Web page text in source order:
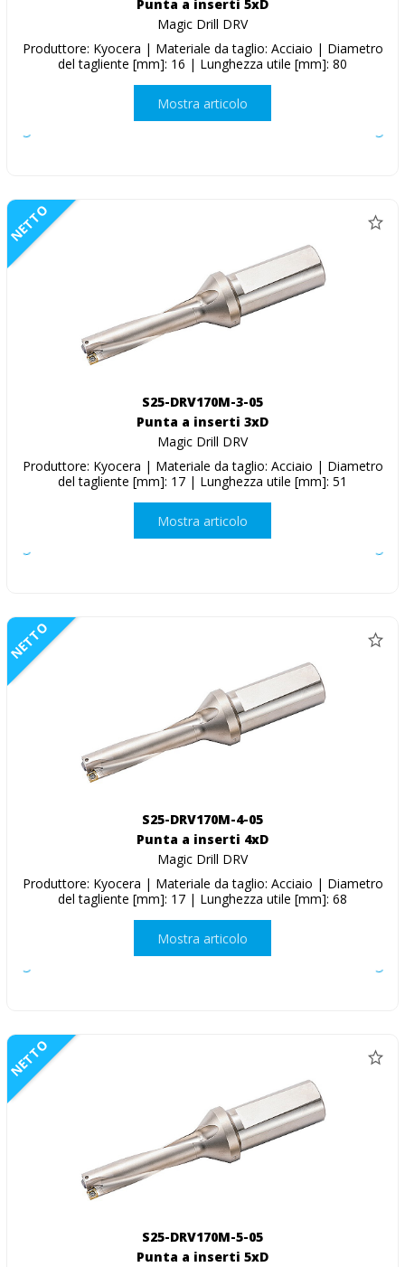
Punta a inserti 5xD
Magic Drill DRV
Produttore: Kyocera | Materiale da taglio: Acciaio | Diametro
del tagliente [mm]: 16 | Lunghezza utile [mm]: 80
Mostra articolo
NETTO
S25-DRV170M-3-05
Punta a inserti 3xD
Magic Drill DRV
Produttore: Kyocera | Materiale da taglio: Acciaio | Diametro
del tagliente [mm]: 17 | Lunghezza utile [mm]: 51
Mostra articolo
NETTO
S25-DRV170M-4-05
Punta a inserti 4xD
Magic Drill DRV
Produttore: Kyocera | Materiale da taglio: Acciaio | Diametro
del tagliente [mm]: 17 | Lunghezza utile [mm]: 68
Mostra articolo
NETTO
S25-DRV170M-5-05
Punta a inserti 5xD